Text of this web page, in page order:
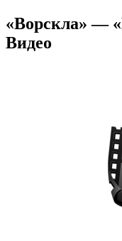
«Ворскла» —
Видео